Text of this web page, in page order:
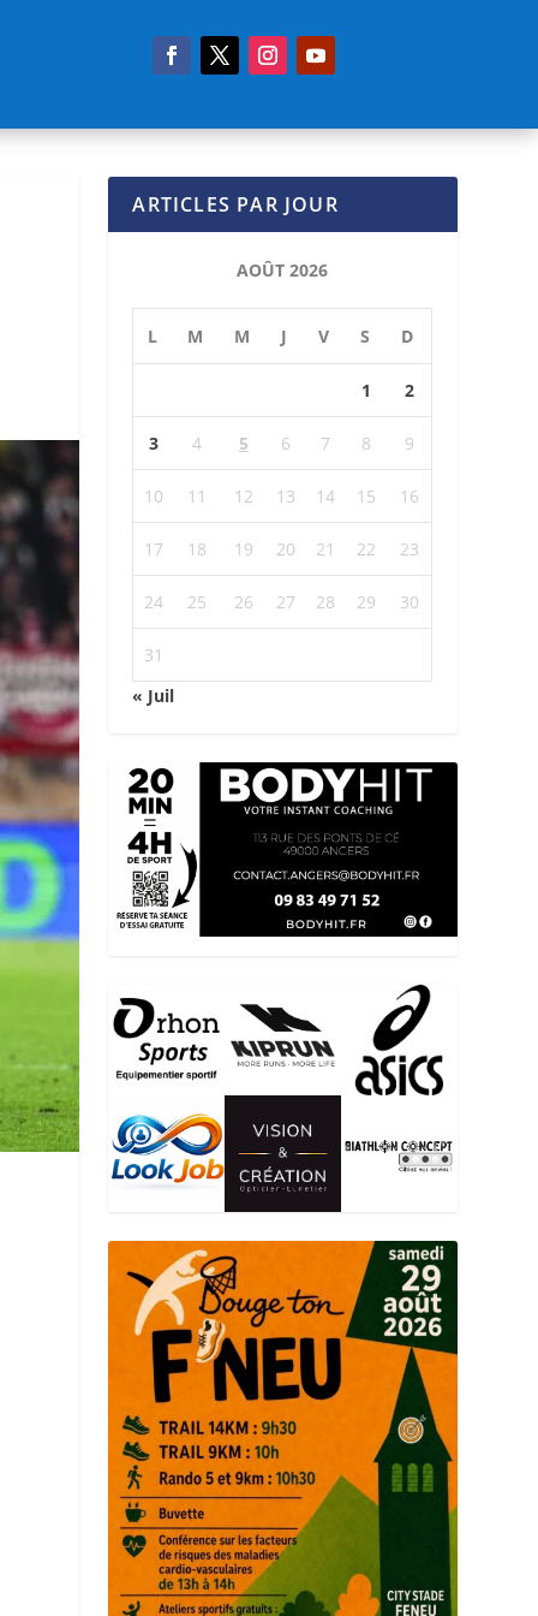
ARTICLES PAR JOUR
AOÛT 2026
L M M J V S D
1 2
3 4 5 6 7 8 9
10 11 12 13 14 15 16
17 18 19 20 21 22 23
24 25 26 27 28 29 30
31
« Juil